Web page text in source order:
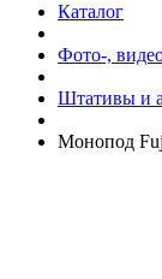
Каталог
Фото-,
Штативы и
Монопод